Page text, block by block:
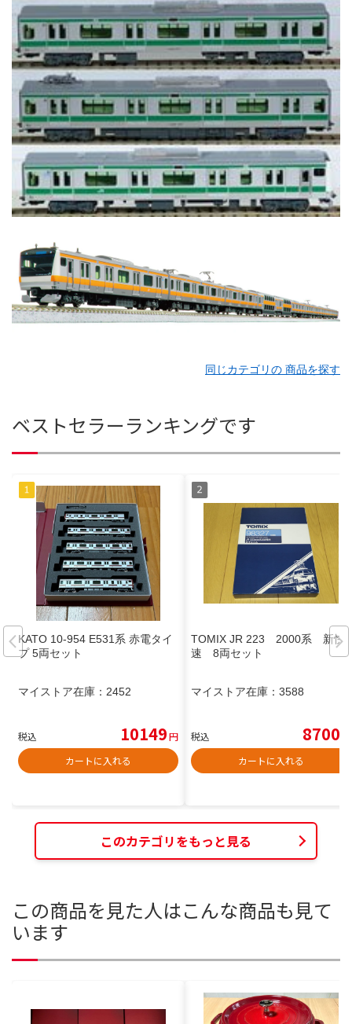
同じカテゴリの 商品を探す
ベストセラーランキングです
KATO 10-954 E531系 赤電タイ
プ 5両セット
マイストア在庫： 2452
税込 10149円
カートに入れる
TOMIX JR 223 2000系 新快
速 8両セット
マイストア在庫： 3588
税込 8700
カートに入れる
このカテゴリをもっと見る
この商品を見た人はこんな商品も見て
います